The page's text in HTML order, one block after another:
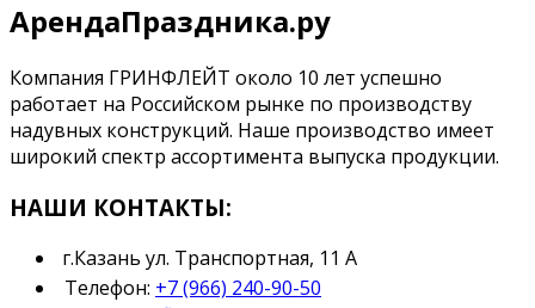
АрендаПраздника.ру
Компания ГРИНФЛЕЙТ около 10 лет успешно
работает на Российском рынке по производству
надувных конструкций. Наше производство имеет
широкий спектр ассортимента выпуска продукции.
НАШИ КОНТАКТЫ:
г.Казань ул. Транспортная, 11 А
Телефон: +7 (966) 240-90-50